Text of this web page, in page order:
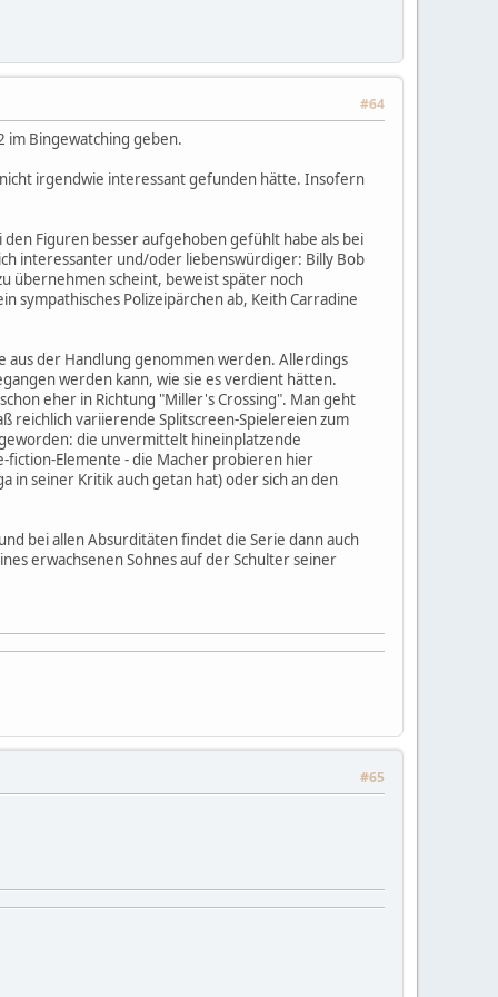
#64
im Bingewatching geben.
nicht irgendwie interessant gefunden hätte. Insofern
Figuren besser aufgehoben gefühlt habe als bei
interessanter und/oder liebenswürdiger: Billy Bob
übernehmen scheint, beweist später noch
sympathisches Polizeipärchen ab, Keith Carradine
aus der Handlung genommen werden. Allerdings
werden kann, wie sie es verdient hätten.
eher in Richtung "Miller's Crossing". Man geht
reichlich variierende Splitscreen-Spielereien zum
die unvermittelt hineinplatzende
fiction-Elemente - die Macher probieren hier
in seiner Kritik auch getan hat) oder sich an den
bei allen Absurditäten findet die Serie dann auch
erwachsenen Sohnes auf der Schulter seiner
#65